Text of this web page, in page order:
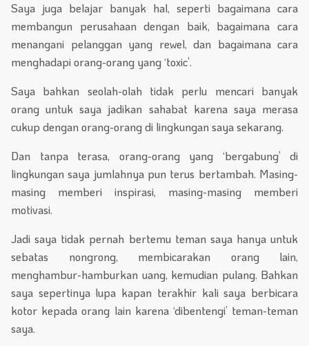
Saya juga belajar banyak hal, seperti bagaimana cara
membangun perusahaan dengan baik, bagaimana cara
menangani pelanggan yang rewel, dan bagaimana cara
menghadapi orang-orang yang ‘toxic’.
Saya bahkan seolah-olah tidak perlu mencari banyak
orang untuk saya jadikan sahabat karena saya merasa
cukup dengan orang-orang di lingkungan saya sekarang.
Dan tanpa terasa, orang-orang yang ‘bergabung’ di
lingkungan saya jumlahnya pun terus bertambah. Masing-
masing memberi inspirasi, masing-masing memberi
motivasi.
Jadi saya tidak pernah bertemu teman saya hanya untuk
sebatas nongrong, membicarakan orang lain,
menghambur-hamburkan uang, kemudian pulang. Bahkan
saya sepertinya lupa kapan terakhir kali saya berbicara
kotor kepada orang lain karena ‘dibentengi’ teman-teman
saya.